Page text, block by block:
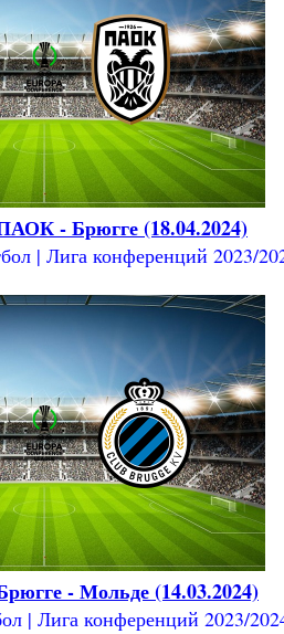
- Брюгге (18.04.2024)
| Лига конференций 2023/
- Мольде (14.03.2024)
| Лига конференций 2023/